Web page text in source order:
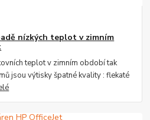
nízkých teplot v zimním
teplot v zimním období tak
jsou výtisky špatné kvality : flekaté